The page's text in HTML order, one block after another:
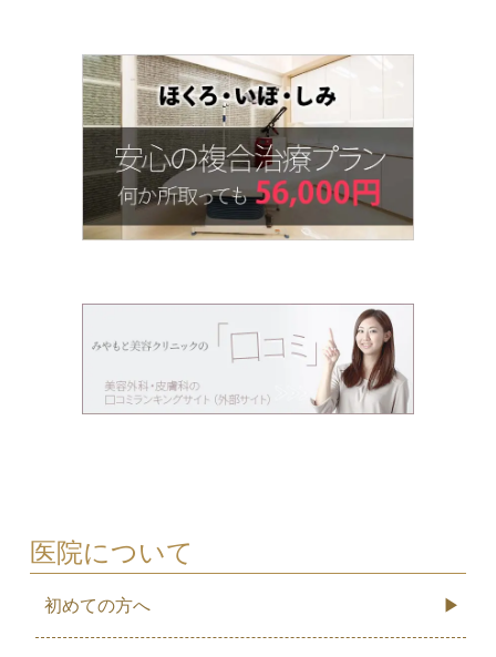
医院について
初めての方へ